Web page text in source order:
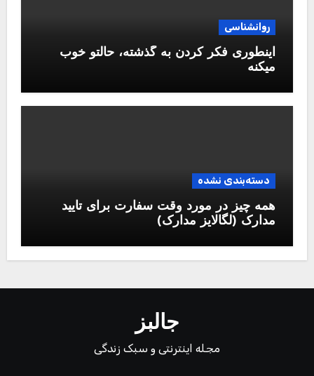
روانشناسی
اینطوری فکر کردن به گذشته، حالتو خوب
میکنه
دسته‌بندی نشده
همه چیز در مورد وقت سفارت برای تایید
مدارک (لگالایز مدارک)
جالبز
مجله اینترنتی و سبک زندگی